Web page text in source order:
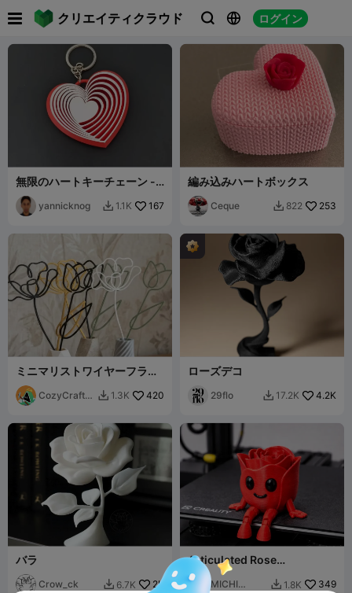
クリエイティクラウド   ログイン
 
無限のハートキーチェーン -
無限のハートキーチェーン
yannicknog  1.1K 167
編み込みハートボックス
Ceque  822 253
ミニマリストワイヤーフラワ
ー - 花瓶用デコレーション
CozyCraftSt  1.3K 420
ローズデコ
29flo  17.2K 4.2K
バラ
Crow_ck  6.7K 2K
Articulated Rose
(Valentines Day) - ROSA
FLEXYMICHI
 1.8K 349